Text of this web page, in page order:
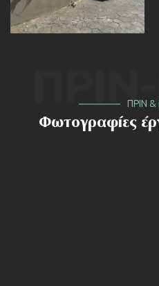
ΠΡΙΝ
Φωτογραφίες